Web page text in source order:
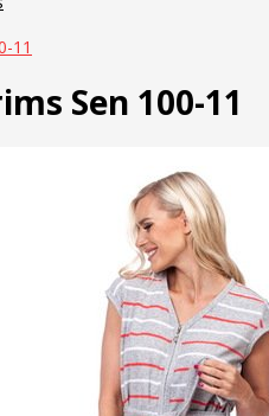
11
Sen 100-11